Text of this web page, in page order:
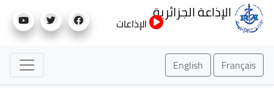
إلى
الإذاعة الجزائرية
الإذاعات
Français
English